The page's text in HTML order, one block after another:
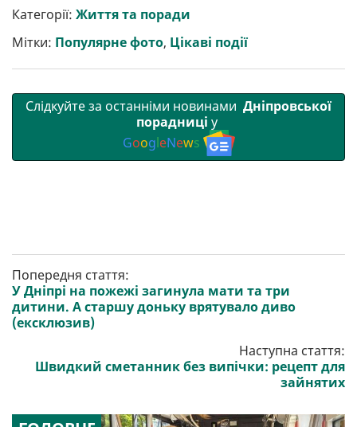
р
и
т
и
b
o
o
k
t
e
r
l g
r
a
m
s
A
p
p
Категорії: Життя та поради
Мітки: Популярне фото, Цікаві події
Слідкуйте за останніми новинами Дніпровської
порадниці у
GoogleNews
Попередня стаття:
У Дніпрі на пожежі загинула мати та три
дитини. А старшу доньку врятувало диво
(ексклюзив)
Наступна стаття:
Швидкий сметанник без випічки: рецепт для
зайнятих